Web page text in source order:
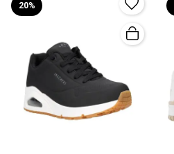
20%